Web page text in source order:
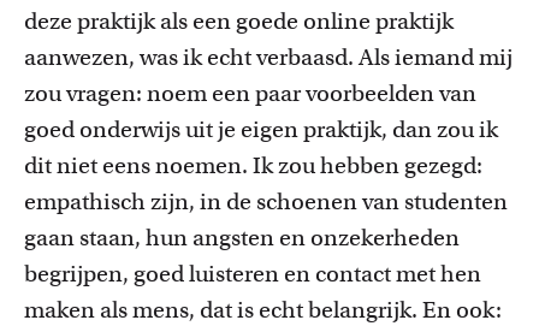
deze praktijk als een goede online praktijk
aanwezen, was ikechtverbaasd. Als iemand mij
zou vragen: noem een paarvoorbeelden van
goed onderwijs uit je eigenpraktijk, danzou ik
dit niet eens noemen. Ik zou hebben gezegd:
empathisch zijn, in de schoenen van studenten
gaan staan, hun angsten en onzekerheden
begrijpen, goed luisteren en contact met hen
maken als mens, dat is echt belangrijk. En ook: